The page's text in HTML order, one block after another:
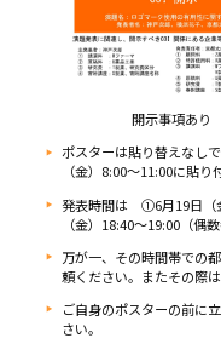
開示事項あり
ポスターは貼り替えなし
（金）8:00～11:00に貼り
発表時間は ①6月19日（
（金）18:40～19:00（偶
万が一、その時間帯での
頼ください。またその際
ご自身のポスターの前に
さい。